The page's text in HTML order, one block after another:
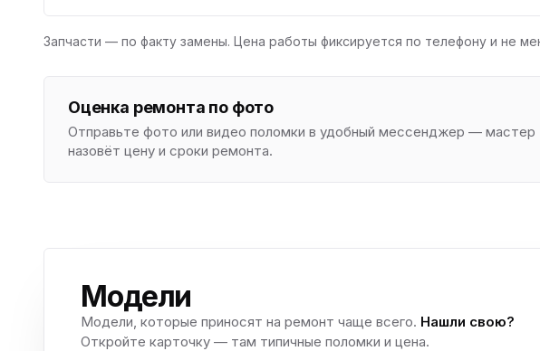
Запчасти — по факту замены. Цена работы фиксируется по телефону и не
Оценка ремонта по фото
Отправьте фото или видео поломки в удобный мессенджер — мастер
назовёт цену и сроки ремонта.
Модели
Модели, которые приносят на ремонт чаще всего. Нашли свою?
Откройте карточку — там типичные поломки и цена.